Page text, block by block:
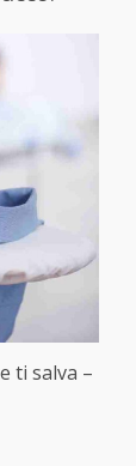
ti salva –